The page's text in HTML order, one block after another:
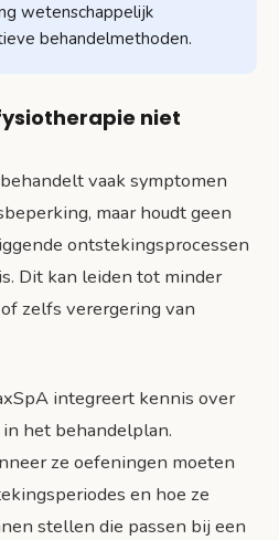
wetenschappelijk
behandelmethoden.
niet
vaak symptomen
maar houdt geen
ontstekingsprocessen
Dit kan leiden tot minder
zelfs verergering van
integreert kennis over
het behandelplan.
ze oefeningen moeten
en hoe ze
stellen die passen bij een